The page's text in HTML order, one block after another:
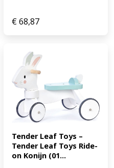
€68,87
Tender Leaf Toys –
Tender Leaf Toys Ride-
on Konijn (01...